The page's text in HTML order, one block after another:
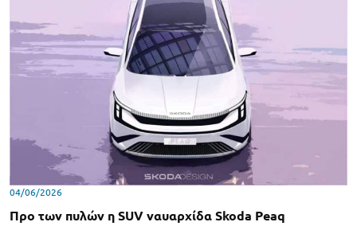
04/06/2026
Προ των πυλών η SUV ναυαρχίδα Skoda Peaq